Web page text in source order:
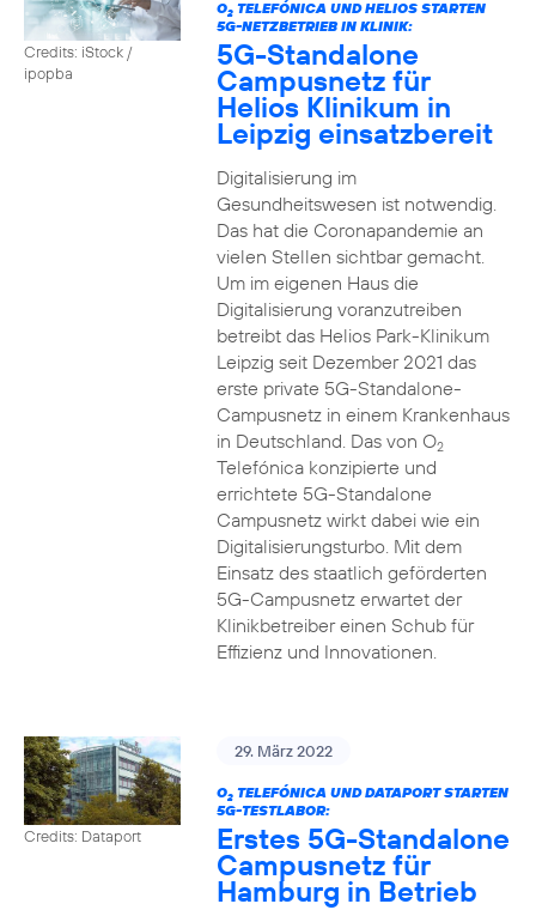
Credits: iStock /
ipopba
O2TELEFÓNICA UND HELIOS STARTEN
5G-NETZBETRIEB IN KLINIK:
5G-Standalone
Campusnetz für
Helios Klinikum in
Leipzig einsatzbereit
Digitalisierung im
Gesundheitswesen ist notwendig.
Das hat die Coronapandemie an
vielen Stellen sichtbar gemacht.
Um im eigenen Haus die
Digitalisierung voranzutreiben
betreibt das Helios Park-Klinikum
Leipzig seit Dezember 2021 das
erste private 5G-Standalone-
Campusnetz in einem Krankenhaus
in Deutschland. Das von O2
Telefónica konzipierte und
errichtete 5G-Standalone
Campusnetz wirkt dabei wie ein
Digitalisierungsturbo. Mit dem
Einsatz des staatlich geförderten
5G-Campusnetz erwartet der
Klinikbetreiber einen Schub für
Effizienz und Innovationen.
Credits: Dataport
29. März 2022
O2TELEFÓNICA UND DATAPORT STARTEN
5G-TESTLABOR:
Erstes 5G-Standalone
Campusnetz für
Hamburg in Betrieb